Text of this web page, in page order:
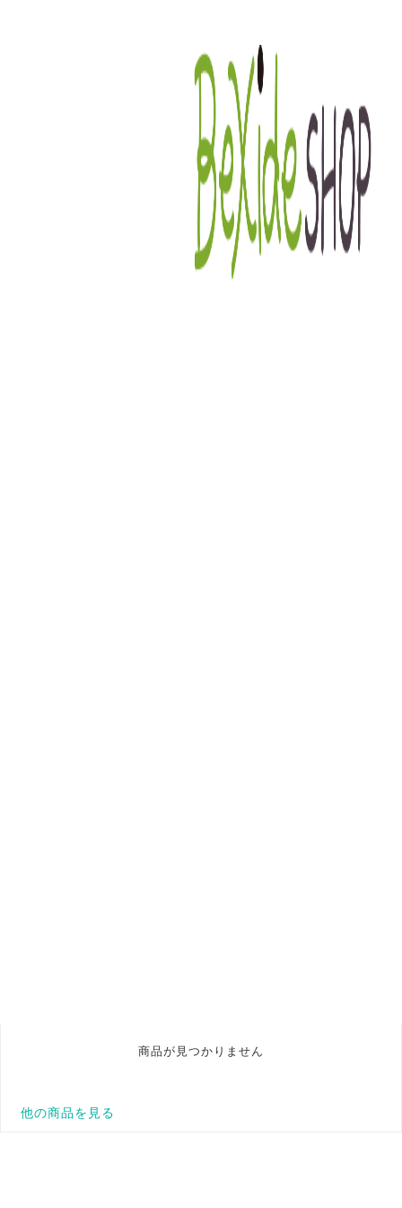
商品が見つかりません
他の商品を見る